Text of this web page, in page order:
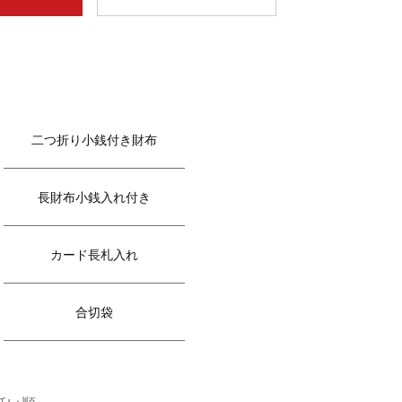
二つ折り小銭付き財布
長財布小銭入れ付き
カード長札入れ
合切袋